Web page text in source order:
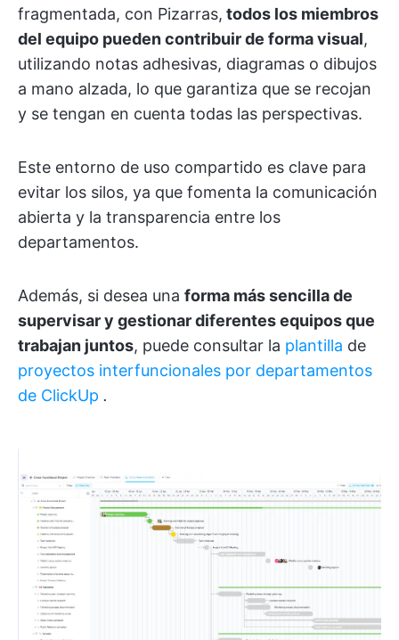
fragmentada, con Pizarras, todos los miembros
del equipo pueden contribuir de forma visual,
utilizando notas adhesivas, diagramas o dibujos
a mano alzada, lo que garantiza que se recojan
y se tengan en cuenta todas las perspectivas.
Este entorno de uso compartido es clave para
evitar los silos, ya que fomenta la comunicación
abierta y la transparencia entre los
departamentos.
Además, si desea una forma más sencilla de
supervisar y gestionar diferentes equipos que
trabajan juntos, puede consultar la plantilla de
proyectos interfuncionales por departamentos
de ClickUp .